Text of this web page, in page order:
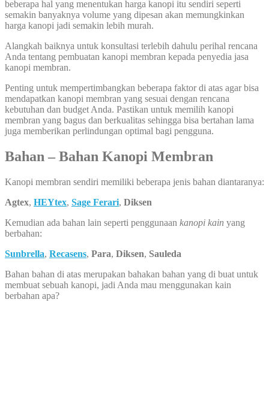
beberapa hal yang menentukan harga kanopi itu sendiri seperti
semakin banyaknya volume yang dipesan akan memungkinkan
harga kanopi jadi semakin lebih murah.
Alangkah baiknya untuk konsultasi terlebih dahulu perihal rencana
Anda tentang pembuatan kanopi membran kepada penyedia jasa
kanopi membran.
Penting untuk mempertimbangkan beberapa faktor di atas agar bisa
mendapatkan kanopi membran yang sesuai dengan rencana
kebutuhan dan budget Anda. Pastikan untuk memilih kanopi
membran yang bagus dan berkualitas sehingga bisa bertahan lama
juga memberikan perlindungan optimal bagi pengguna.
Bahan – Bahan Kanopi Membran
Kanopi membran sendiri memiliki beberapa jenis bahan diantaranya:
Agtex, HEYtex, Sage Ferari, Diksen
Kemudian ada bahan lain seperti penggunaan kanopi kain yang
berbahan:
Sunbrella, Recasens, Para, Diksen, Sauleda
Bahan bahan di atas merupakan bahakan bahan yang di buat untuk
membuat sebuah kanopi, jadi Anda mau menggunakan kain
berbahan apa?